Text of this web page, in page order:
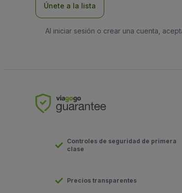
Únete a la lista
Al iniciar sesión o crear una cuenta,
Controles de seguridad de primera
clase
Precios transparentes